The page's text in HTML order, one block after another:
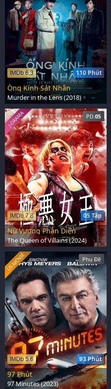
110 Phút
IMDb 6.3
Ống Kính Sát Nhân
Murder in the Lens (2018)
PD.05
05 Tập
IMDb 7.8
J-DRAMA
Nữ Vương Phản Diện
The Queen of Villains (2024)
Phụ Đề
93 Phút
IMDb 5.6
US-MOVIE
97 Phút
97 Minutes (2023)